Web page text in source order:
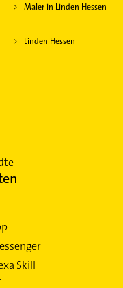
Maler in Linden Hessen
Linden Hessen
Skill